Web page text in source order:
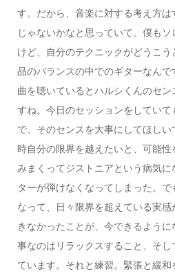
す。だから、音楽に対する考え方
じゃないかなと思っていて。僕も
けど、自分のテクニックがどうこ
品のバランスの中でのギターなん
曲を聴いているとハルシくんのセ
すね。今日のセッションをしてい
で、そのセンスを大事にしてほし
時自分の限界を越えたいと、可能
みまくってジストニアという病気
ターが弾けなくなってしまった。
なって、日々限界を超えている実
きなかったことが、今できるよう
事なのはリラックスすること、そ
ています。それと練習。緊張と緩